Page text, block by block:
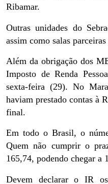
Ribamar.
Outras unidades do
assim como salas
Além da obrigação dos
Imposto de Renda
sexta-feira (29). No
haviam prestado contas à
final.
Em todo o Brasil, o
Quem não cumprir o
165,74, podendo chegar a
Devem declarar o IR